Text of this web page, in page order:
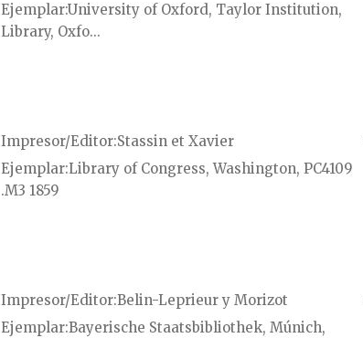
EjemplarUniversity of Oxford, Taylor Institution,
Library, Oxfo...
Impresor/Editor Stassin et Xavier
Ejemplar Library of Congress, Washington, PC4109
.M3 1859
Impresor/Editor Belin-Leprieur y Morizot
Ejemplar Bayerische Staatsbibliothek, Múnich,